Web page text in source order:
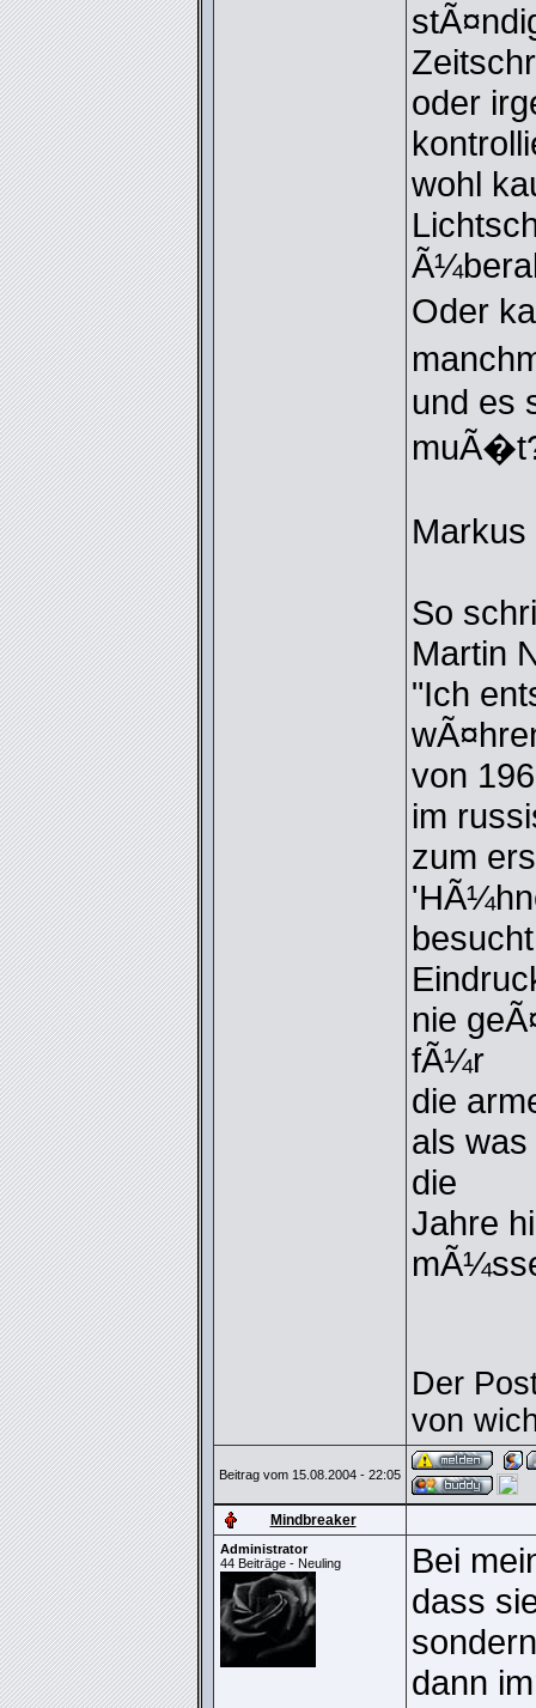
oder
wohl
Oder
und es
Markus
So
Martin
"Ich
von
im
zum
nie
fÃ¼r
die
als
die
Jahre
Der
von
Beitrag vom 15.08.2004 - 22:05
Mindbreaker
Administrator
44 Beiträge - Neuling
Bei
dass
dann